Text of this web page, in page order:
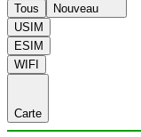
Tous
Nouveau
USIM
ESIM
WIFI
Carte